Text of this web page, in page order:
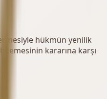
hükmün yenilik
kararına karşı